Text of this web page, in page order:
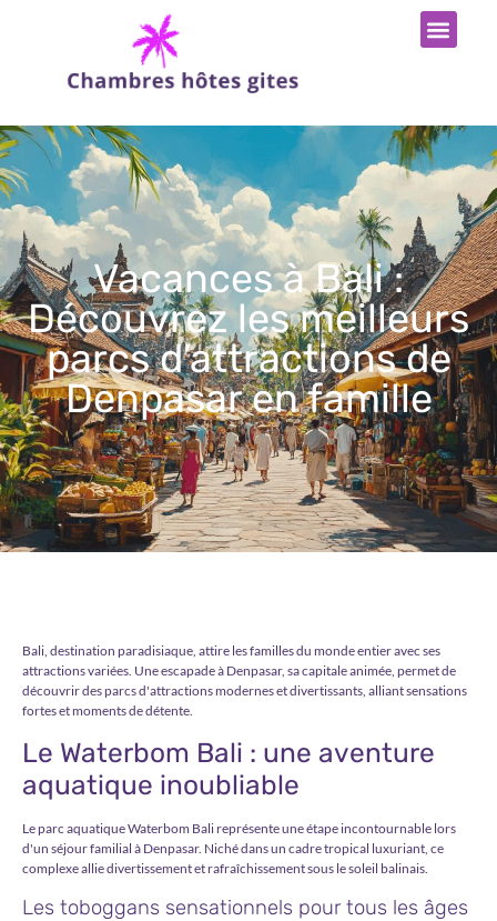
Vacances à Bali :
Découvrez les meilleurs
parcs d’attractions de
Denpasar en famille
Bali, destination paradisiaque, attire les familles du monde entier avec ses
attractions variées. Une escapade à Denpasar, sa capitale animée, permet de
découvrir des parcs d'attractions modernes et divertissants, alliant sensations
fortes et moments de détente.
Le Waterbom Bali : une aventure
aquatique inoubliable
Le parc aquatique Waterbom Bali représente une étape incontournable lors
d'un séjour familial à Denpasar. Niché dans un cadre tropical luxuriant, ce
complexe allie divertissement et rafraîchissement sous le soleil balinais.
Les toboggans sensationnels pour tous les âges